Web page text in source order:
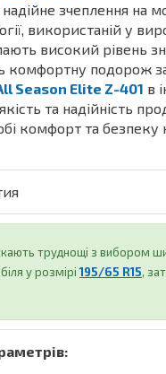
зчеплення на
використаній у
високий рівень
комфортну подорож
Season Elite Z-401 в
та надійність
комфорт та безпеку
труднощі з вибором
у розмірі195/65 R15,